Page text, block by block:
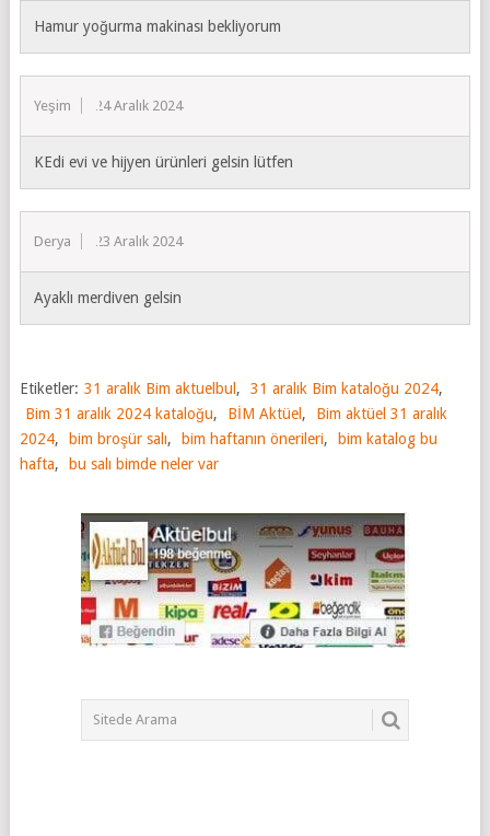
Hamur yoğurma makinası bekliyorum
Yeşim 24 Aralık 2024
KEdi evi ve hijyen ürünleri gelsin lütfen
Derya 23 Aralık 2024
Ayaklı merdiven gelsin
Etiketler: 31 aralık Bim aktuelbul, 31 aralık Bim kataloğu 2024,
Bim 31 aralık 2024 kataloğu, BİM Aktüel,
Bim aktüel 31 aralık
2024, bim broşür salı, bim haftanın önerileri,
bim katalog bu
hafta, bu salı bimde neler var